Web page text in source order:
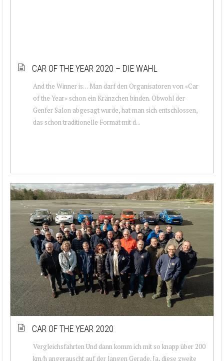
CAR OF THE YEAR 2020 – DIE WAHL
And the Winner is… Man darf den Organisatoren von «Car
of the Year» schon ein Kränzchen binden. Obwohl der
Genfer Salon abgesagt wurde, hat man sich entschlossen,
das schon traditionelle Format mit d...
CAR OF THE YEAR 2020
Vergleichsfahrten Und dann komm ich mit so knapp über 200
km/h angerauscht auf der langen Gerade. Ja, diese zweite